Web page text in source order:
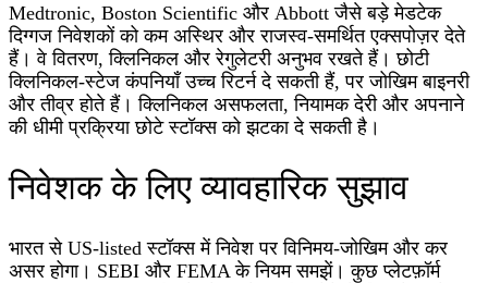
Medtronic, Boston Scientific और Abbott जैसे बड़े मेडटेक
दिग्गज निवेशकों को कम अस्थिर और राजस्व-समर्थित एक्सपोज़र देते
हैं। वे वितरण, क्लिनिकल और रेगुलेटरी अनुभव रखते हैं। छोटी
क्लिनिकल-स्टेज कंपनियाँ उच्च रिटर्न दे सकती हैं, पर जोखिम बाइनरी
और तीव्र होते हैं। क्लिनिकल असफलता, नियामक देरी और अपनाने
की धीमी प्रक्रिया छोटे स्टॉक्स को झटका दे सकती है।
निवेशक के लिए व्यावहारिक सुझाव
भारत से US-listed स्टॉक्स में निवेश पर विनिमय-जोखिम और कर
असर होगा। SEBI और FEMA के नियम समझें। कुछ प्लेटफ़ॉर्म